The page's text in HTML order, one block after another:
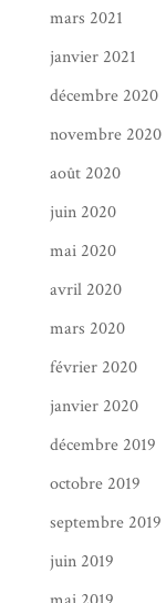
mars 2021
janvier 2021
décembre 2020
novembre 2020
août 2020
juin 2020
mai 2020
avril 2020
mars 2020
février 2020
janvier 2020
décembre 2019
octobre 2019
septembre 2019
juin 2019